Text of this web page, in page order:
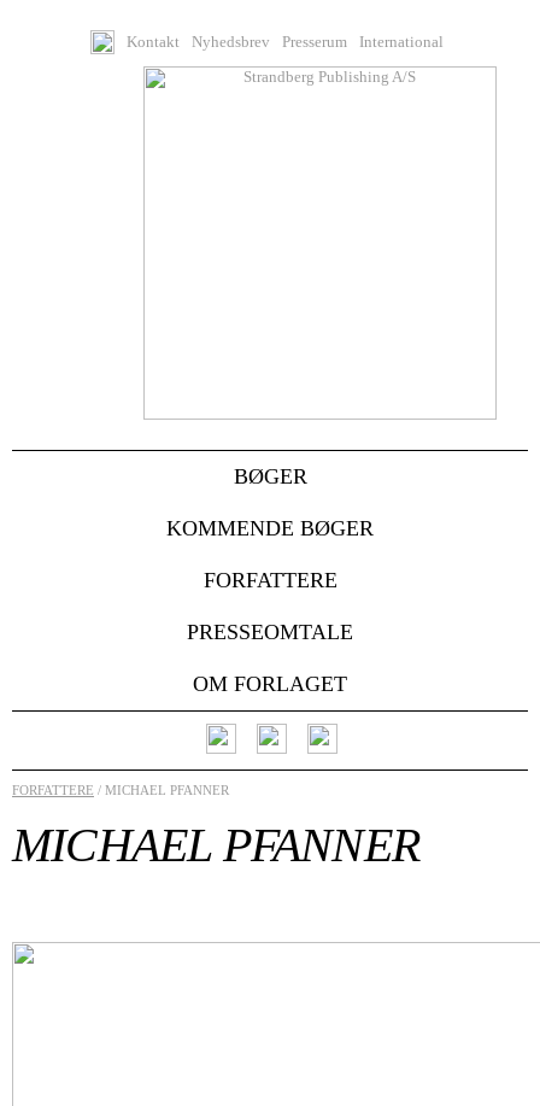
Kontakt Nyhedsbrev Presserum International
BØGER
KOMMENDE BØGER
FORFATTERE
PRESSEOMTALE
OM FORLAGET
FORFATTERE / MICHAEL PFANNER
MICHAEL PFANNER